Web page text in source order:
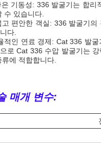
기동성: 336 발굴기는 합리
수 있습니다.
고 편안한 객실: 336 발굴기
다.
적인 연료 경제: Cat 336 발
로 Cat 336 수압 발굴기는
류에 적합합니다.
매개 변수: